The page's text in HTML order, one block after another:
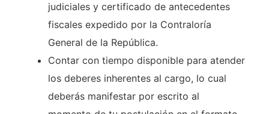
judiciales y certificado de antecedentes
fiscales expedido por la Contraloría
General de la República.
Contar con tiempo disponible para atender
los deberes inherentes al cargo, lo cual
deberás manifestar por escrito al